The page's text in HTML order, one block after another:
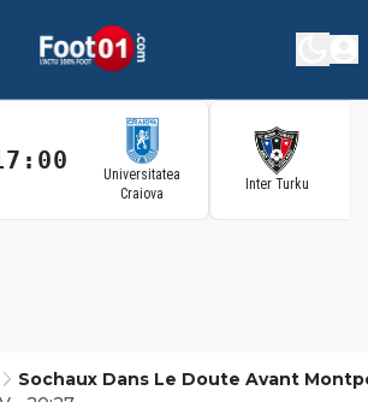
Universitatea
Craiova
Inter Turku
Sochaux Dans Le Doute Avant